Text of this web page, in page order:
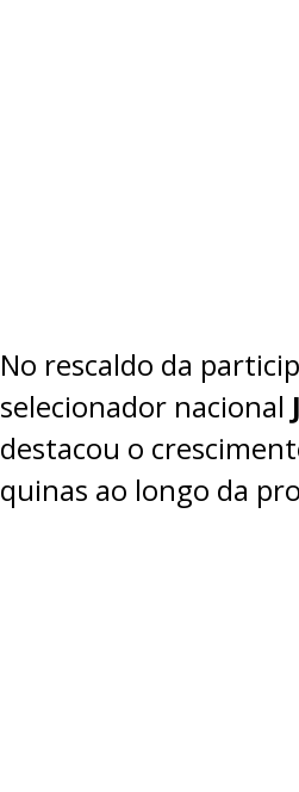
No rescaldo da
selecionador nacional
destacou o
quinas ao longo da